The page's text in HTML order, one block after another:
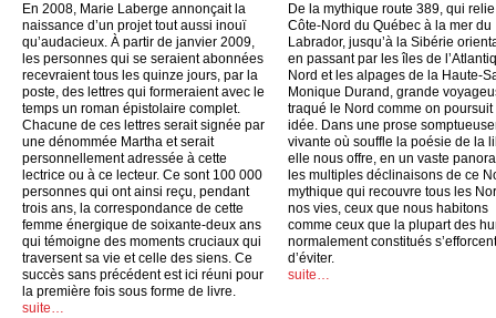
En 2008, Marie Laberge annonçait la
naissance d’un projet tout aussi inouï
qu’audacieux. À partir de janvier 2009,
les personnes qui se seraient abonnées
recevraient tous les quinze jours, par la
poste, des lettres qui formeraient avec le
temps un roman épistolaire complet.
Chacune de ces lettres serait signée par
une dénommée Martha et serait
personnellement adressée à cette
lectrice ou à ce lecteur. Ce sont 100 000
personnes qui ont ainsi reçu, pendant
trois ans, la correspondance de cette
femme énergique de soixante-deux ans
qui témoigne des moments cruciaux qui
traversent sa vie et celle des siens. Ce
succès sans précédent est ici réuni pour
la première fois sous forme de livre.
suite…
De la mythique route 389, qui
Côte-Nord du Québec à la mer du
Labrador, jusqu’à la Sibérie
en passant par les îles de
Nord et les alpages de la Haute-
Monique Durand, grande
traqué le Nord comme on poursuit
idée. Dans une prose
vivante où souffle la poésie de la
elle nous offre, en un vaste
les multiples déclinaisons de ce
mythique qui recouvre tous les
nos vies, ceux que nous habitons
comme ceux que la plupart des
normalement constitués s’efforcent
d’éviter.
suite…